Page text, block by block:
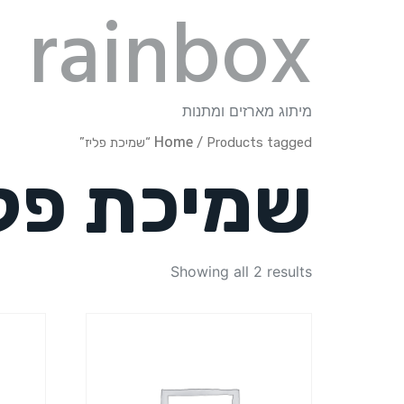
rainbox
מיתוג מארזים ומתנות
Home / Products tagged “שמיכת פליז”
שמיכת
Showing all 2 results